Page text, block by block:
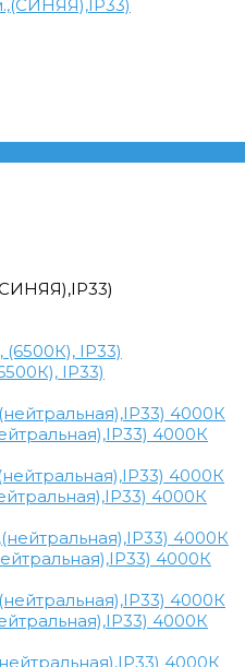
IP33)
4000К
4000К
4000К
4000К